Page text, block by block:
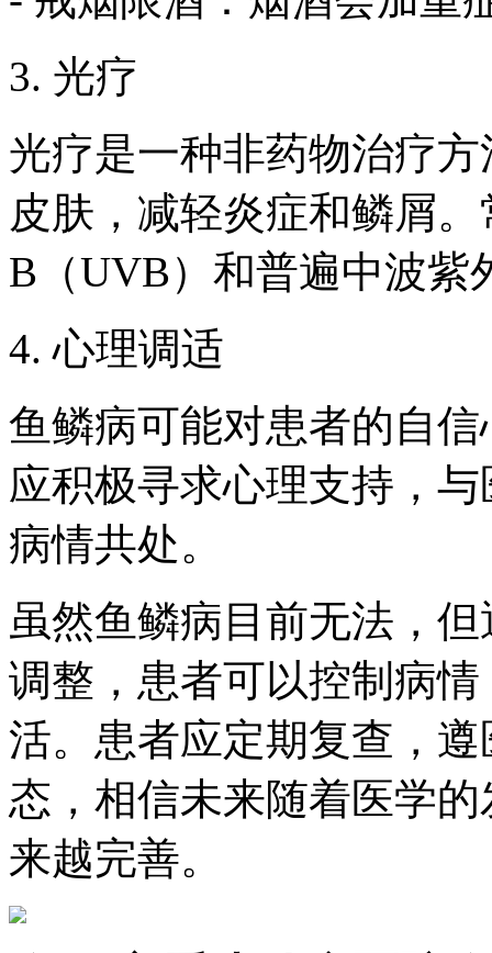
3. 光疗
光疗是一种非药物治疗
皮肤，减轻炎症和鳞屑
B（UVB）和普遍中波紫
4. 心理调适
鱼鳞病可能对患者的自
应积极寻求心理支持，
病情共处。
虽然鱼鳞病目前无法，
调整，患者可以控制病
活。患者应定期复查，
态，相信未来随着医学
来越完善。